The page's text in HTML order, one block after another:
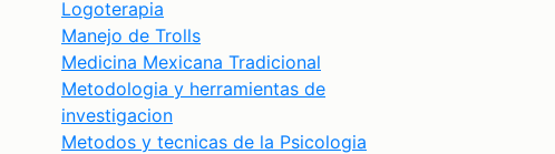
Logoterapia
Manejo de Trolls
Medicina Mexicana Tradicional
Metodologia y herramientas de
investigacion
Metodos y tecnicas de la Psicologia